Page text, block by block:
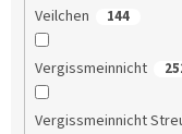
Veilchen 144
Vergissmeinnicht
Vergissmeinnicht